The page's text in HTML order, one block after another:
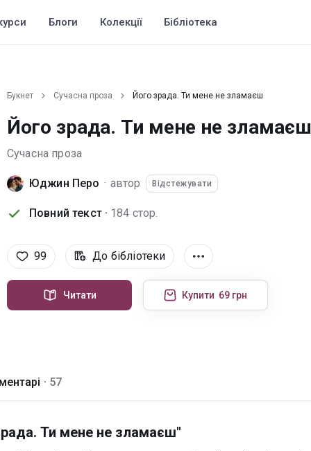
Блоги Колекції Бібліотека
Букнет Сучасна проза Його зрада. Ти мене не зламаєш
Його зрада. Ти мене не зламаєш
Сучасна проза
Юджин Перо · автор Відстежувати
Повний текст · 184 стор.
99 До бібліотеки
Читати Купити 69 грн
· 57
Ти мене не зламаєш"